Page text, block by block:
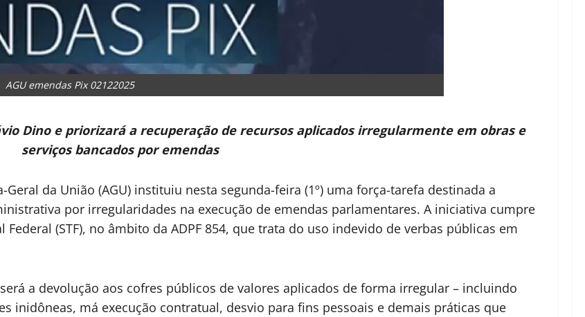
AGU emendas Pix 02122025
Dino e priorizará a recuperação de recursos aplicados irregularmente em obras e
serviços bancados por emendas
Geral da União (AGU) instituiu nesta segunda-feira (1º) uma força-tarefa destinada a
por irregularidades na execução de emendas parlamentares. A iniciativa cumpre
(STF), no âmbito da ADPF 854, que trata do uso indevido de verbas públicas em
a devolução aos cofres públicos de valores aplicados de forma irregular – incluindo
inidôneas, má execução contratual, desvio para fins pessoais e demais práticas que